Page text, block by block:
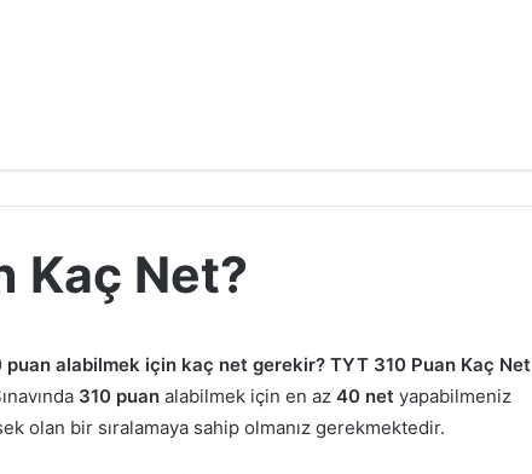
Kaç Net?
puan alabilmek için kaç net gerekir? TYT 310 Puan Kaç Net
310 puan alabilmek için en az 40 net yapabilmeniz
olan bir sıralamaya sahip olmanız gerekmektedir.